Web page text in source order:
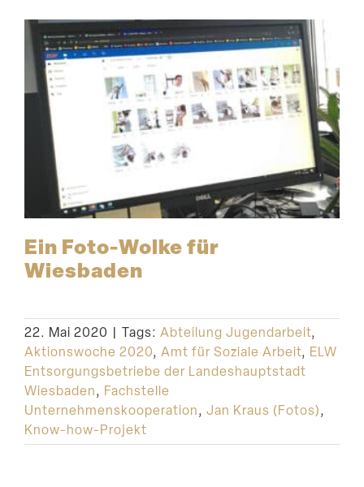
Ein Foto-Wolke für
Wiesbaden
22. Mai 2020 | Tags: Abteilung Jugendarbeit,
Aktionswoche 2020, Amt für Soziale Arbeit, ELW
Entsorgungsbetriebe der Landeshauptstadt
Wiesbaden, Fachstelle
Unternehmenskooperation, Jan Kraus (Fotos),
Know-how-Projekt